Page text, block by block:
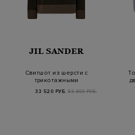
JIL SANDER
Свитшот из шерсти с
трикотажными
накладным…
33 520 РУБ. 83 800 РУБ.